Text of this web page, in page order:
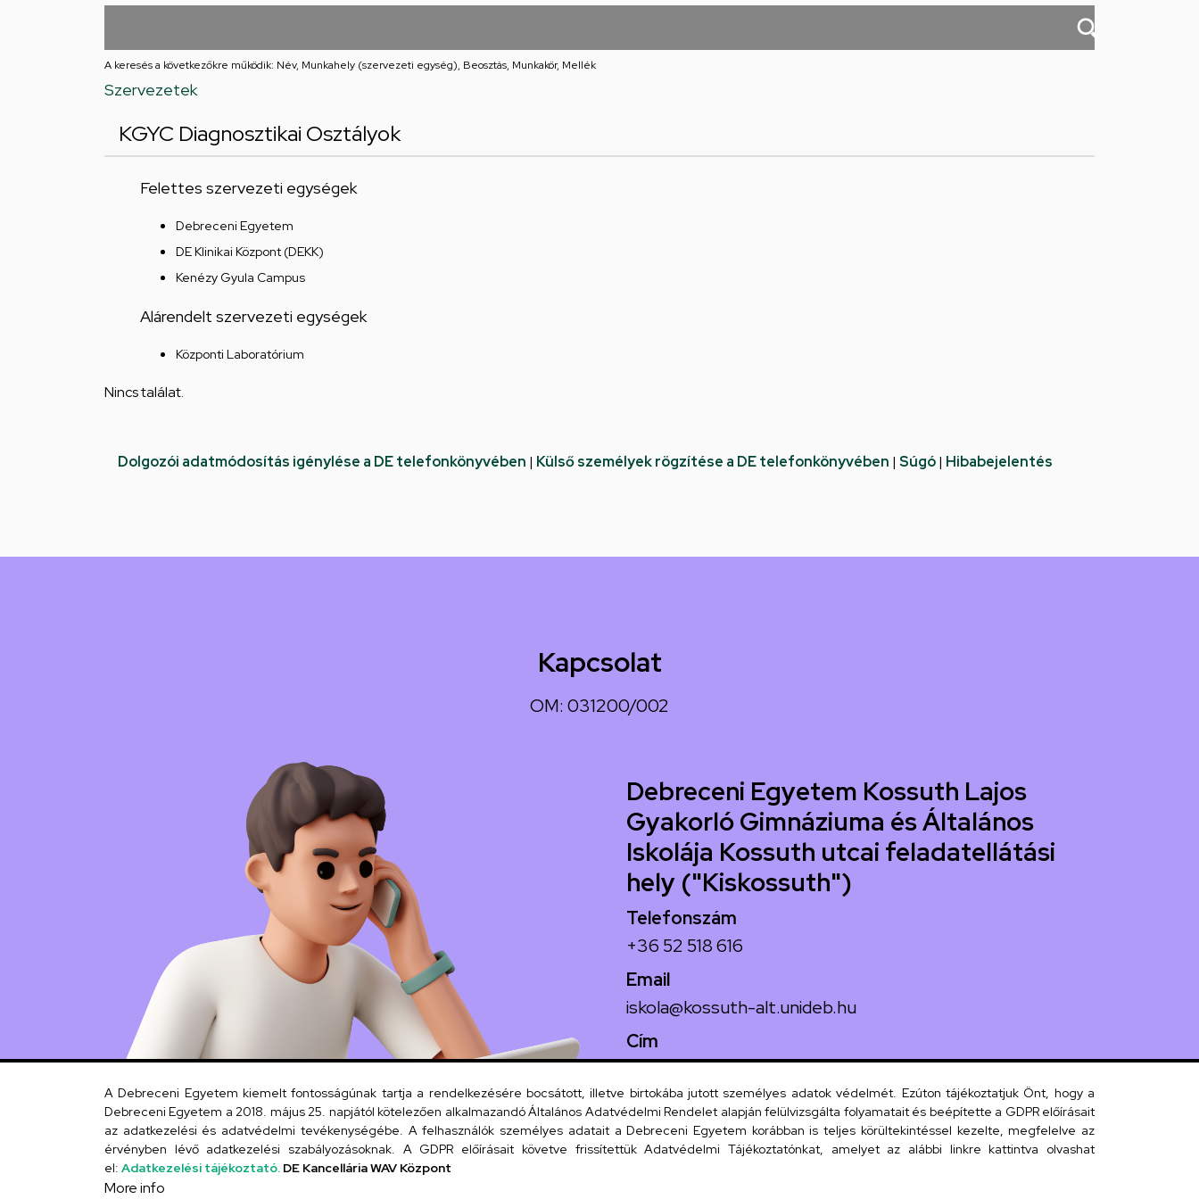
feladatellátási
A keresés a következőkre működik: Név, Munkahely (szervezeti egység), Beosztás, Munkakör, Mellék
Szervezetek
KGYC Diagnosztikai Osztályok
Felettes szervezeti egységek
Debreceni Egyetem
DE Klinikai Központ (DEKK)
Kenézy Gyula Campus
Alárendelt szervezeti egységek
Központi Laboratórium
Nincs találat.
Dolgozói adatmódosítás igénylése a DE telefonkönyvében | Külső személyek rögzítése a DE telefonkönyvében | Súgó| Hibabejelentés
Kapcsolat
OM: 031200/002
Debreceni Egyetem Kossuth Lajos
Gyakorló Gimnáziuma és Általános
Iskolája Kossuth utcai feladatellátási
hely ("Kiskossuth")
Telefonszám
+36 52 518 616
Email
iskola@kossuth-alt.unideb.hu
Cím
4024 Debrecen, Kossuth utca 33.
Szervezeti telefonkönyv
A Debreceni Egyetem kiemelt fontosságúnak tartja a rendelkezésére bocsátott, illetve birtokába jutott személyes adatok védelmét. Ezúton tájékoztatjuk Önt, hogy a
Debreceni Egyetem a 2018. május 25. napjától kötelezően alkalmazandó Általános Adatvédelmi Rendelet alapján felülvizsgálta folyamatait és beépítette a GDPR előírásait
az adatkezelési és adatvédelmi tevékenységébe. A felhasználók személyes adatait a Debreceni Egyetem korábban is teljes körültekintéssel kezelte, megfelelve az
érvényben lévő adatkezelési szabályozásoknak. A GDPR előírásait követve frissítettük Adatvédelmi Tájékoztatónkat, amelyet az alábbi linkre kattintva olvashat
el: Adatkezelési tájékoztató. DE Kancellária WAV Központ
More info